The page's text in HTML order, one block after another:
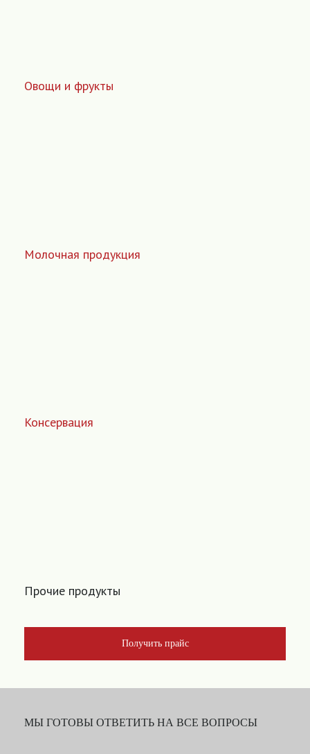
Овощи и фрукты
Молочная продукция
Консервация
Прочие продукты
Получить прайс
МЫ ГОТОВЫ ОТВЕТИТЬ НА ВСЕ ВОПРОСЫ